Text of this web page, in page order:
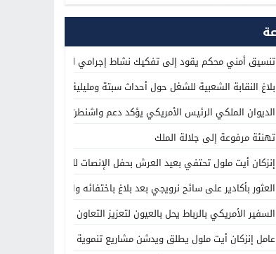
تنسيق أمني محكم يقود إلى تفكيك نشاط إجرامي لترويج المؤثرات
بلاغ النقابة الشعبية للشغل حول أحداث سبتة ومليلية
الديوان الملكي الرئيس الأمريكي يؤكد دعم واشنطن الكامل لمغربية
تهنئة مرفوعة إلى جلالة الملك
إنزكان أيت ملول تحتفي بعيد العرش بحفل الإنصات للخطاب الملكي
العثور بأكادير على سائح نرويجي بعد بلاغ باختفائه وانقطاع الاتصال
السفير الأمريكي بالرباط يحل بالعيون لتعزيز التعاون الاقتصادي
عامل إنزكان أيت ملول يطلق ويدشن مشاريع تنموية جديدة تخليداً للذكرى الـ27 لعيد العرش